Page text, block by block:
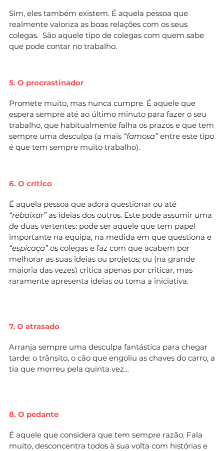
Sim, eles também existem. É aquela pessoa que
realmente valoriza as boas relações com os seus
colegas. São aquele tipo de colegas com quem sabe
que pode contar no trabalho.
5. O procrastinador
Promete muito, mas nunca cumpre. É aquele que
espera sempre até ao último minuto para fazer o seu
trabalho, que habitualmente falha os prazos e que tem
sempre uma desculpa (a mais “famosa”entre este tipo
é que tem sempre muito trabalho).
6. O crítico
É aquela pessoa que adora questionar ou até
“rebaixar”as ideias dos outros. Este pode assumir uma
de duas vertentes: pode ser aquele que tem papel
importante na equipa, na medida em que questiona e
“espicaça”os colegas e faz com que acabem por
melhorar as suas ideias ou projetos; ou (na grande
maioria das vezes) critica apenas por criticar, mas
raramente apresenta ideias ou toma a iniciativa.
7. O atrasado
Arranja sempre uma desculpa fantástica para chegar
tarde: o trânsito, o cão que engoliu as chaves do carro, a
tia que morreu pela quinta vez…
8. O pedante
É aquele que considera que tem sempre razão. Fala
muito, desconcentra todos à sua volta com histórias e